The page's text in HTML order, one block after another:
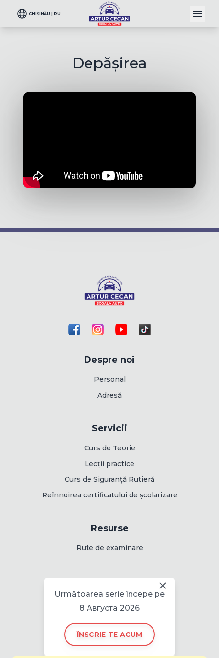
CHIȘINĂU | RU
Depășirea
Despre noi
Personal
Adresă
Servicii
Curs de Teorie
Lecții practice
Curs de Siguranță Rutieră
Reînnoirea certificatului de școlarizare
Resurse
Rute de examinare
Informații
Politica pentru cookie
Următoarea serie începe pe
8 Августа 2026
ÎNSCRIE-TE ACUM